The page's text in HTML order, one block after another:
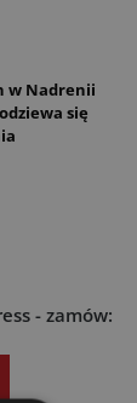
w Nadrenii
się
- zamów: